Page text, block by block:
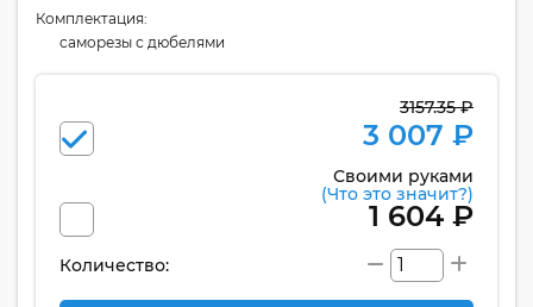
Комплектация:
cаморезы с дюбелями
3157.35 ₽
3 007 ₽
Своими руками
(Что это значит?)
1 604 ₽
Количество: